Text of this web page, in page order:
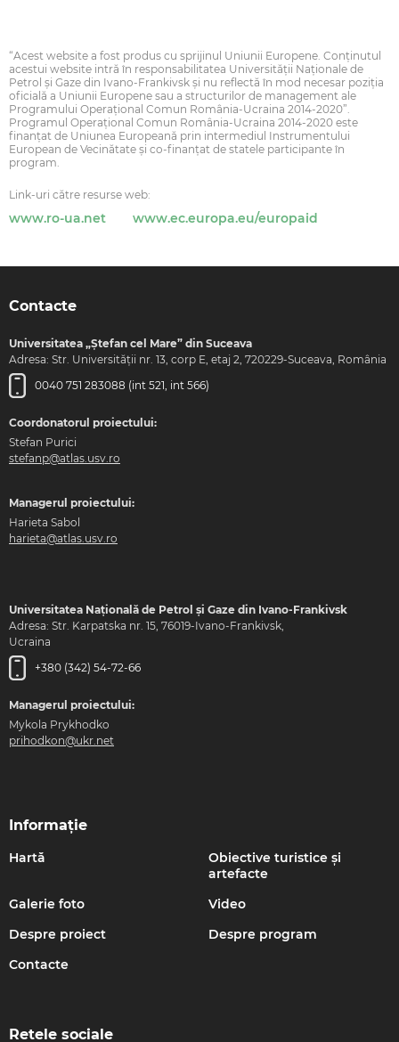
“Acest website a fost produs cu sprijinul Uniunii Europene. Conţinutul
acestui website intră în responsabilitatea Universității Naționale de
Petrol și Gaze din Ivano-Frankivsk şi nu reflectă în mod necesar poziţia
oficială a Uniunii Europene sau a structurilor de management ale
Programului Operaţional Comun România-Ucraina 2014-2020”.
Programul Operaţional Comun România-Ucraina 2014-2020 este
finanţat de Uniunea Europeană prin intermediul Instrumentului
European de Vecinătate şi co-finanţat de statele participante în
program.
Link-uri către resurse web:
www.ro-ua.net www.ec.europa.eu/europaid
Contacte
Universitatea „Ștefan cel Mare” din Suceava
Adresa: Str. Universității nr. 13, corp E, etaj 2, 720229-Suceava, România
0040 751 283088 (int 521, int 566)
Coordonatorul proiectului:
Stefan Purici
stefanp@atlas.usv.ro
Managerul proiectului:
Harieta Sabol
harieta@atlas.usv.ro
Universitatea Națională de Petrol și Gaze din Ivano-Frankivsk
Adresa: Str. Karpatska nr. 15, 76019-Ivano-Frankivsk,
Ucraina
+380 (342) 54-72-66
Managerul proiectului:
Mykola Prykhodko
prihodkon@ukr.net
Informație
Hartă
Obiective turistice și
artefacte
Galerie foto
Video
Despre proiect
Despre program
Contacte
Retele sociale